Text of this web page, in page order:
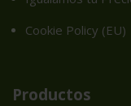
Cookie Policy (EU)
Productos